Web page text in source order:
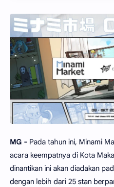
MG - Pada tahun ini, Minami
acara keempatnya di Kota
dinantikan ini akan diadakan
dengan lebih dari 25 stan